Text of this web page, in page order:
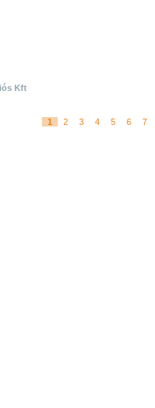
Kft
1
2 3 4 5 6 7